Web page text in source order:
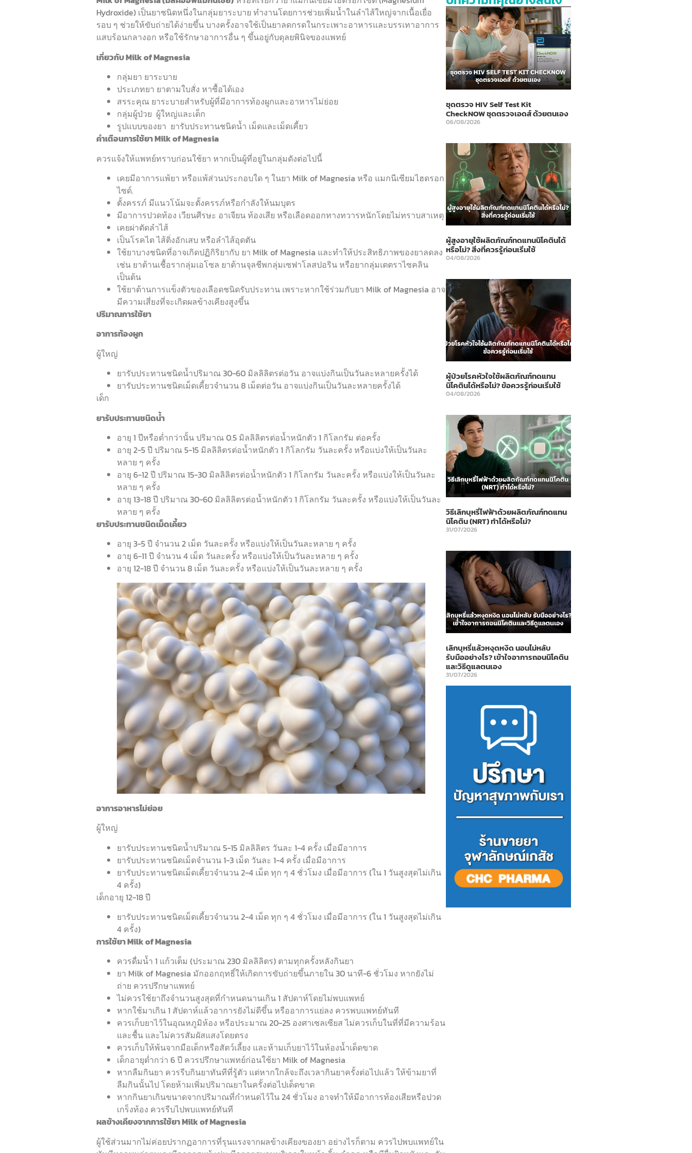
Hydroxide) เป็นยาชนิดหนึ่งในกลุ่มยาระบาย ทำงานโดยการช่วยเพิ่มน้ำในลำไส้ใหญ่จากเนื้อเยื่อ
รอบ ๆ ช่วยให้ขับถ่ายได้ง่ายขึ้น บางครั้งอาจใช้เป็นยาลดกรดในกระเพาะอาหารและบรรเทาอาการ
แสบร้อนกลางอก หรือใช้รักษาอาการอื่น ๆ ขึ้นอยู่กับดุลยพินิจของแพทย์
เกี่ยวกับ Milk of Magnesia
กลุ่มยา ยาระบาย
ประเภทยา ยาตามใบสั่ง หาซื้อได้เอง
สรระคุณ ยาระบายสำหรับผู้ที่มีอาการท้องผูกและอาหารไม่ย่อย
กลุ่มผู้ป่วย ผู้ใหญ่และเด็ก
รูปแบบของยา ยารับประทานชนิดน้ำ เม็ดและเม็ดเคี้ยว
คำเตือนการใช้ยา Milk of Magnesia
ควรแจ้งให้แพทย์ทราบก่อนใช้ยา หากเป็นผู้ที่อยู่ในกลุ่มดังต่อไปนี้
เคยมีอาการแพ้ยา หรือแพ้ส่วนประกอบใด ๆ ในยา Milk of Magnesia หรือ แมกนีเซียมไฮดรอก
ไซด์.
ตั้งครรภ์ มีแนวโน้มจะตั้งครรภ์หรือกำลังให้นมบุตร
มีอาการปวดท้อง เวียนศีรษะ อาเจียน ท้องเสีย หรือเลือดออกทางทวารหนักโดยไม่ทราบสาเหตุ
เคยผ่าตัดลำไส้
เป็นโรคไต ไส้ติ่งอักเสบ หรือลำไส้อุดตัน
ใช้ยาบางชนิดที่อาจเกิดปฏิกิริยากับ ยา Milk of Magnesia และทำให้ประสิทธิภาพของยาลดลง
เช่น ยาต้านเชื้อรากลุ่มเอโซล ยาต้านจุลชีพกลุ่มเซฟาโลสปอริน หรือยากลุ่มเตตราไซคลิน
เป็นต้น
ใช้ยาต้านการแข็งตัวของเลือดชนิดรับประทาน เพราะหากใช้ร่วมกับยา Milk of Magnesia อาจ
มีความเสี่ยงที่จะเกิดผลข้างเคียงสูงขึ้น
ปริมาณการใช้ยา
อาการท้องผูก
ผู้ใหญ่
ยารับประทานชนิดน้ำปริมาณ 30-60 มิลลิลิตรต่อวัน อาจแบ่งกินเป็นวันละหลายครั้งได้
ยารับประทานชนิดเม็ดเคี้ยวจำนวน 8 เม็ดต่อวัน อาจแบ่งกินเป็นวันละหลายครั้งได้
เด็ก
ยารับประทานชนิดน้ำ
อายุ 1 ปีหรือต่ำกว่านั้น ปริมาณ 0.5 มิลลิลิตรต่อน้ำหนักตัว 1 กิโลกรัม ต่อครั้ง
อายุ 2-5 ปี ปริมาณ 5-15 มิลลิลิตรต่อน้ำหนักตัว 1 กิโลกรัม วันละครั้ง หรือแบ่งให้เป็นวันละ
หลาย ๆ ครั้ง
อายุ 6-12 ปี ปริมาณ 15-30 มิลลิลิตรต่อน้ำหนักตัว 1 กิโลกรัม วันละครั้ง หรือแบ่งให้เป็นวันละ
หลาย ๆ ครั้ง
อายุ 13-18 ปี ปริมาณ 30-60 มิลลิลิตรต่อน้ำหนักตัว 1 กิโลกรัม วันละครั้ง หรือแบ่งให้เป็นวันละ
หลาย ๆ ครั้ง
ยารับประทานชนิดเม็ดเคี้ยว
อายุ 3-5 ปี จำนวน 2 เม็ด วันละครั้ง หรือแบ่งให้เป็นวันละหลาย ๆ ครั้ง
อายุ 6-11 ปี จำนวน 4 เม็ด วันละครั้ง หรือแบ่งให้เป็นวันละหลาย ๆ ครั้ง
อายุ 12-18 ปี จำนวน 8 เม็ด วันละครั้ง หรือแบ่งให้เป็นวันละหลาย ๆ ครั้ง
อาการอาหารไม่ย่อย
ผู้ใหญ่
ยารับประทานชนิดน้ำปริมาณ 5-15 มิลลิลิตร วันละ 1-4 ครั้ง เมื่อมีอาการ
ยารับประทานชนิดเม็ดจำนวน 1-3 เม็ด วันละ 1-4 ครั้ง เมื่อมีอาการ
ยารับประทานชนิดเม็ดเคี้ยวจำนวน 2-4 เม็ด ทุก ๆ 4 ชั่วโมง เมื่อมีอาการ (ใน 1 วันสูงสุดไม่เกิน
4 ครั้ง)
เด็กอายุ 12-18 ปี
ยารับประทานชนิดเม็ดเคี้ยวจำนวน 2-4 เม็ด ทุก ๆ 4 ชั่วโมง เมื่อมีอาการ (ใน 1 วันสูงสุดไม่เกิน
4 ครั้ง)
การใช้ยา Milk of Magnesia
ควรดื่มน้ำ 1 แก้วเต็ม (ประมาณ 230 มิลลิลิตร) ตามทุกครั้งหลังกินยา
ยา Milk of Magnesia มักออกฤทธิ์ให้เกิดการขับถ่ายขึ้นภายใน 30 นาที-6 ชั่วโมง หากยังไม่
ถ่าย ควรปรึกษาแพทย์
ไม่ควรใช้ยาถึงจำนวนสูงสุดที่กำหนดนานเกิน 1 สัปดาห์โดยไม่พบแพทย์
หากใช้มาเกิน 1 สัปดาห์แล้วอาการยังไม่ดีขึ้น หรืออาการแย่ลง ควรพบแพทย์ทันที
ควรเก็บยาไว้ในอุณหภูมิห้อง หรือประมาณ 20-25 องศาเซลเซียส ไม่ควรเก็บในที่ที่มีความร้อน
และชื้น และไม่ควรสัมผัสแสงโดยตรง
ควรเก็บให้พ้นจากมือเด็กหรือสัตว์เลี้ยง และห้ามเก็บยาไว้ในห้องน้ำเด็ดขาด
เด็กอายุต่ำกว่า 6 ปี ควรปรึกษาแพทย์ก่อนใช้ยา Milk of Magnesia
หากลืมกินยา ควรรีบกินยาทันทีที่รู้ตัว แต่หากใกล้จะถึงเวลากินยาครั้งต่อไปแล้ว ให้ข้ามยาที่
ลืมกินนั้นไป โดยห้ามเพิ่มปริมาณยาในครั้งต่อไปเด็ดขาด
หากกินยาเกินขนาดจากปริมาณที่กำหนดไว้ใน 24 ชั่วโมง อาจทำให้มีอาการท้องเสียหรือปวด
เกร็งท้อง ควรรีบไปพบแพทย์ทันที
ผลข้างเคียงจากการใช้ยา Milk of Magnesia
ผู้ใช้ส่วนมากไม่ค่อยปรากฏอาการที่รุนแรงจากผลข้างเคียงของยา อย่างไรก็ตาม ควรไปพบแพทย์ใน
ชุดตรวจ HIV Self Test Kit
CheckNOW ชุดตรวจเอดส์ ด้วยตนเอง
06/08/2026
ผู้สูงอายุใช้ผลิตภัณฑ์ทดแทนนิโคตินได้
หรือไม่? สิ่งที่ควรรู้ก่อนเริ่มใช้
04/08/2026
ผู้ป่วยโรคหัวใจใช้ผลิตภัณฑ์ทดแทน
นิโคตินได้หรือไม่? ข้อควรรู้ก่อนเริ่มใช้
04/08/2026
วิธีเลิกบุหรี่ไฟฟ้าด้วยผลิตภัณฑ์ทดแทน
นิโคติน (NRT) ทำได้หรือไม่?
31/07/2026
เลิกบุหรี่แล้วหงุดหงิด นอนไม่หลับ
รับมืออย่างไร? เข้าใจอาการถอนนิโคติน
และวิธีดูแลตนเอง
31/07/2026